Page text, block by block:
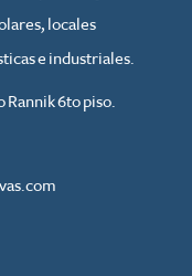
locales
e industriales.
6to piso.